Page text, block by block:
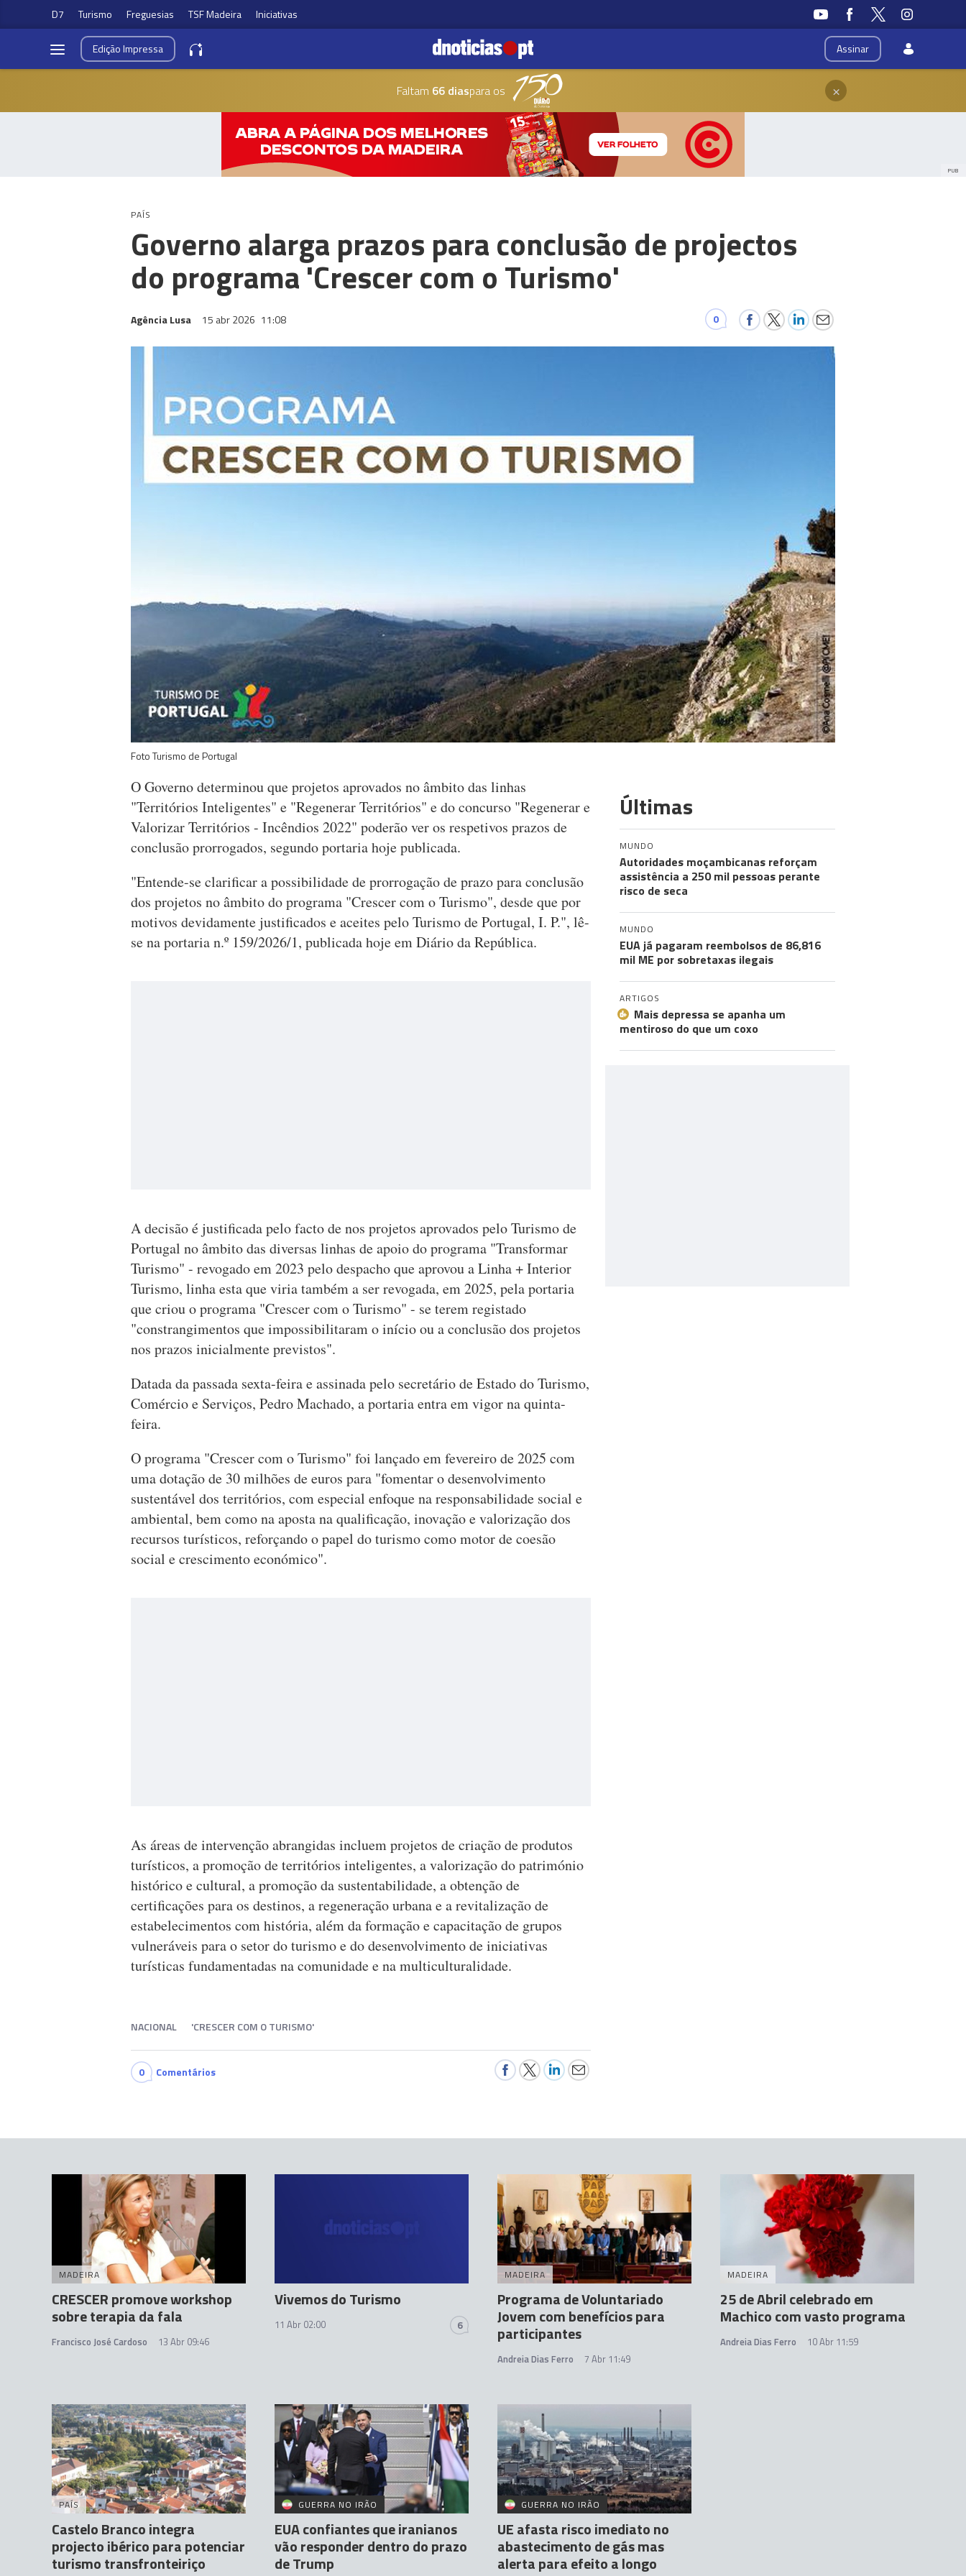
D7 Turismo Freguesias TSF Madeira Iniciativas
Assinar
EdiçãoImpressa
Faltam 66 diaspara os ×
PUB
PAÍS
Governo alarga prazos para conclusão de projectos
do programa 'Crescer com o Turismo'
Agência Lusa 15 abr 2026 11:08 0
Foto Turismo de Portugal
O Governo determinou que projetos aprovados no âmbito das linhas
"Territórios Inteligentes" e "Regenerar Territórios" e do concurso "Regenerar e
Valorizar Territórios - Incêndios 2022" poderão ver os respetivos prazos de
conclusão prorrogados, segundo portaria hoje publicada.
"Entende-se clarificar a possibilidade de prorrogação de prazo para conclusão
dos projetos no âmbito do programa "Crescer com o Turismo", desde que por
motivos devidamente justificados e aceites pelo Turismo de Portugal, I. P.", lê-
se na portaria n.º 159/2026/1, publicada hoje em Diário da República.
A decisão é justificada pelo facto de nos projetos aprovados pelo Turismo de
Portugal no âmbito das diversas linhas de apoio do programa "Transformar
Turismo" - revogado em 2023 pelo despacho que aprovou a Linha + Interior
Turismo, linha esta que viria também a ser revogada, em 2025, pela portaria
que criou o programa "Crescer com o Turismo" - se terem registado
"constrangimentos que impossibilitaram o início ou a conclusão dos projetos
nos prazos inicialmente previstos".
Datada da passada sexta-feira e assinada pelo secretário de Estado do Turismo,
Comércio e Serviços, Pedro Machado, a portaria entra em vigor na quinta-
feira.
O programa "Crescer com o Turismo" foi lançado em fevereiro de 2025 com
uma dotação de 30 milhões de euros para "fomentar o desenvolvimento
sustentável dos territórios, com especial enfoque na responsabilidade social e
ambiental, bem como na aposta na qualificação, inovação e valorização dos
recursos turísticos, reforçando o papel do turismo como motor de coesão
social e crescimento económico".
As áreas de intervenção abrangidas incluem projetos de criação de produtos
turísticos, a promoção de territórios inteligentes, a valorização do património
histórico e cultural, a promoção da sustentabilidade, a obtenção de
certificações para os destinos, a regeneração urbana e a revitalização de
estabelecimentos com história, além da formação e capacitação de grupos
vulneráveis para o setor do turismo e do desenvolvimento de iniciativas
turísticas fundamentadas na comunidade e na multiculturalidade.
NACIONAL 'CRESCER COM O TURISMO'
0 Comentários
Últimas
MUNDO
Autoridades moçambicanas reforçam
assistência a 250 mil pessoas perante
risco de seca
MUNDO
EUA já pagaram reembolsos de 86,816
mil ME por sobretaxas ilegais
ARTIGOS
Mais depressa se apanha um
mentiroso do que um coxo
MADEIRA
CRESCER promove workshop
sobre terapia da fala
Francisco José Cardoso 13 Abr 09:46
Vivemos do Turismo
11 Abr 02:00 6
MADEIRA
Programa de Voluntariado
Jovem com benefícios para
participantes
Andreia Dias Ferro 7 Abr 11:49
MADEIRA
25 de Abril celebrado em
Machico com vasto programa
Andreia Dias Ferro 10 Abr 11:59
PAÍS
Castelo Branco integra
projecto ibérico para potenciar
turismo transfronteiriço
GUERRA NO IRÃO
EUA confiantes que iranianos
vão responder dentro do prazo
de Trump
GUERRA NO IRÃO
UE afasta risco imediato no
abastecimento de gás mas
alerta para efeito a longo